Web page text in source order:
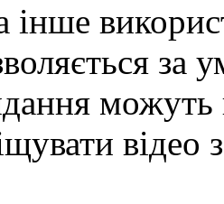
інше
можуть
відео